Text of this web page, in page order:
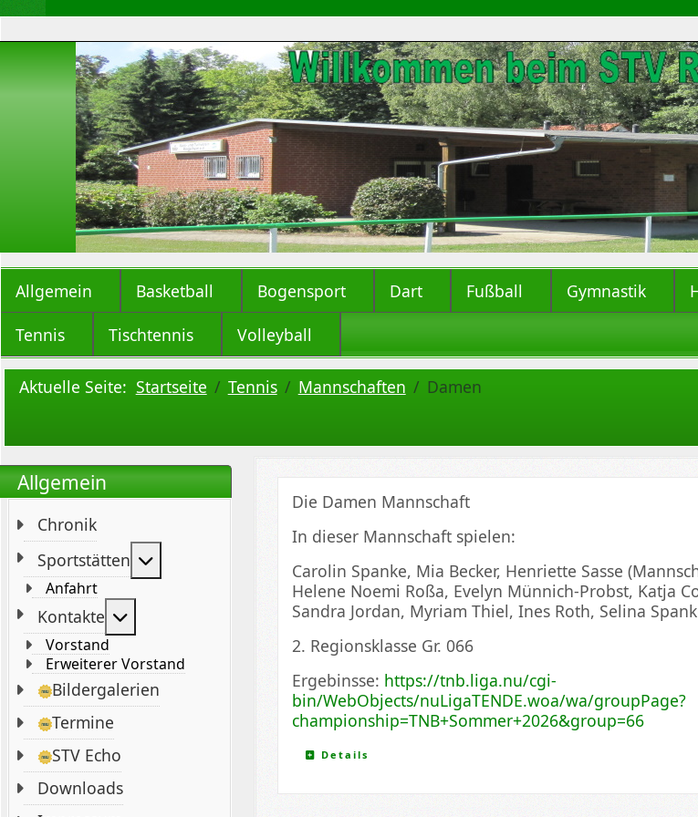
Allgemein Basketball Bogensport Dart Fußball Gymnastik
Tennis
Tischtennis Volleyball
Aktuelle Seite: Startseite Tennis Mannschaften Damen
Allgemein
Chronik
Sportstätten
Weitere Informationen: Sportstätten
Anfahrt
Kontakte Weitere Informationen: Kontakte
Vorstand
Erweiterer Vorstand
Bildergalerien
Termine
STV Echo
Downloads
Die Damen Mannschaft
In dieser Mannschaft spielen:
Carolin Spanke, Mia Becker, Henriette Sasse
Helene Noemi Roßa, Evelyn Münnich-Probst, Katja
Sandra Jordan, Myriam Thiel, Ines Roth, Selina
2. Regionsklasse Gr. 066
Ergebinsse: https://tnb.liga.nu/cgi-
bin/WebObjects/nuLigaTENDE.woa/wa/groupPage?
championship=TNB+Sommer+2026&group=66
Details